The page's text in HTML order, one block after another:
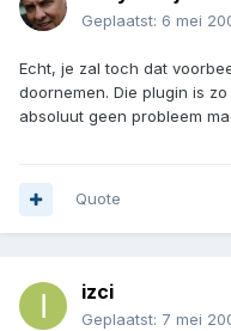
Geplaatst: 6 mei
Echt, je zal toch dat
doornemen. Die plugin is
absoluut geen probleem
Quote
izci
Geplaatst: 7 mei